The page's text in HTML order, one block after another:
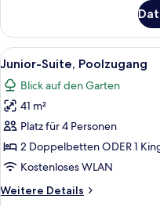
Suite,
Poolzugang
Alle
Fotos
für
Junior-
Suite,
Poolzugang
anzeigen
5
Junior-Suite, Poolzugang
Blick auf den Garten
41 m²
Platz für 4 Personen
2 Doppelbetten ODER 1
Kostenloses WLAN
Weitere Details
Weitere